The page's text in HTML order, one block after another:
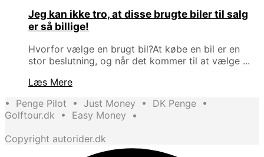
Jeg kan ikke tro, at disse brugte biler til salg
er så billige!
Hvorfor vælge en brugt bil?At købe en bil er en
stor beslutning, og når det kommer til at vælge ...
Læs Mere
• Penge Pilot • Just Money • DK Penge •
Golftour.dk • Easy Money •
Copyright autorider.dk